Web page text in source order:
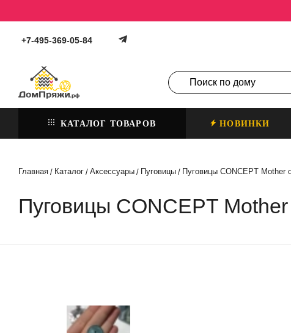
+7-495-369-05-84
КАТАЛОГ ТОВАРОВ НОВИНКИ
Главная / Каталог / Аксессуары / Пуговицы / Пуговицы CONCEPT
Пуговицы CONCEPT